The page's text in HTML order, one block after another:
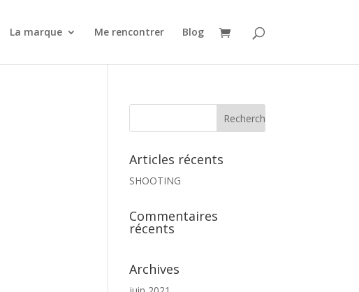
La marque Me rencontrer Blog
Articles récents
SHOOTING
Commentaires
récents
Archives